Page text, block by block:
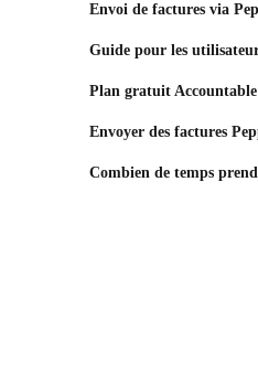
Envoi de factures via
Guide pour les
Plan gratuit
Envoyer des factures
Combien de temps